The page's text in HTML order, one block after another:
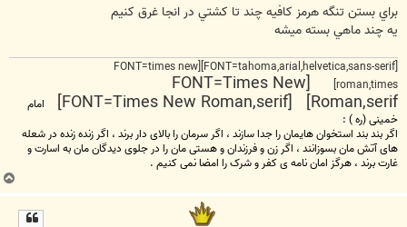
براي بستن تنگه هرمز كافيه چند تا كشتي در انجا غرق كنيم
يه چند ماهي بسته ميشه
[FONT=tahoma,arial,helvetica,sans-serif][FONT=times new
roman,times]
[FONT=Times New
Roman,serif] [FONT=Times New Roman,serif]
امام
خمینی (ره ) :
اگر بند بند استخوان هایمان را جدا سازند ، اگر سرمان را بالای دار برند ، اگر زنده زنده در شعله
های آتش مان بسوزانند ، اگر زن و فرزندان و هستی مان را در جلوی دیدگان مان به اسارت و
غارت برند ، هرگز امان نامه ی کفر و شرک را امضا نمی کنیم .
ب
ا